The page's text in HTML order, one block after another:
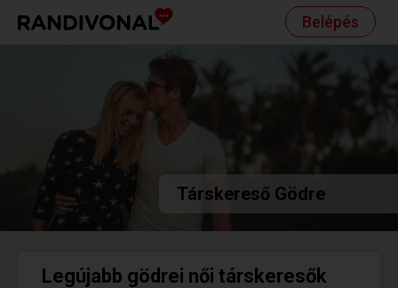
Belépés
Társkereső Gödre
Legújabb gödrei női társkeresők